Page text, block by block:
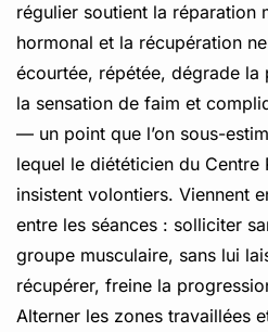
régulier soutient la réparation
hormonal et la récupération
écourtée, répétée, dégrade la
la sensation de faim et
— un point que l’on sous-
lequel le diététicien du Centre
insistent volontiers. Viennent
entre les séances : solliciter
groupe musculaire, sans lui
récupérer, freine la
Alterner les zones travaillées